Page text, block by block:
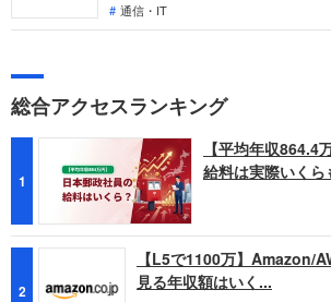
タSMSへの転職。採用面接は新卒の
事への取り組み方や成果を具体的に
しっかり対策をすすめましょう。
通信・IT
総合アクセスランキング
1
【平均年収864.4
給料は実際いく
2
【L5で1100万】Amazon/
見る年収額はいく...